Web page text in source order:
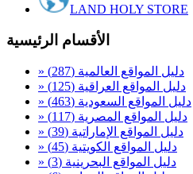
LAND HOLY STORE
الأقسام الرئيسية
» دليل المواقع العالمية (287)
» دليل المواقع العراقية (125)
» دليل المواقع السعودية (463)
» دليل المواقع المصرية (117)
» دليل المواقع الإماراتية (39)
» دليل المواقع الكويتية (45)
» دليل المواقع البحرينية (3)